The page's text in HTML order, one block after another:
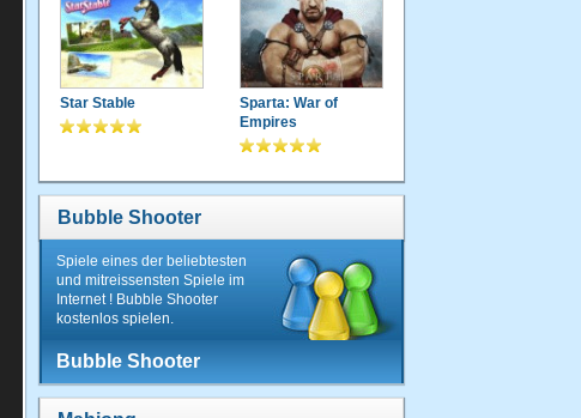
Star Stable
Sparta: War of
Empires
Bubble Shooter
Spiele eines der beliebtesten
und mitreissensten Spiele im
Internet ! Bubble Shooter
kostenlos spielen.
Bubble Shooter